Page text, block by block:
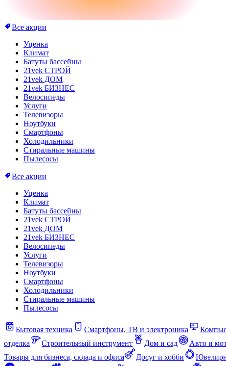
Все акции
Уценка
Климат
Батуты бассейны
21vek СТРОЙ
21vek ДОМ
21vek БИЗНЕС
Велосипеды
Услуги
Телевизоры
Ноутбуки
Смартфоны
Холодильники
Стиральные машины
Пылесосы
Все акции
Уценка
Климат
Батуты бассейны
21vek СТРОЙ
21vek ДОМ
21vek БИЗНЕС
Велосипеды
Услуги
Телевизоры
Ноутбуки
Смартфоны
Холодильники
Стиральные машины
Пылесосы
Бытовая техника Смартфоны, ТВ и электроника
отделка
Строительный инструмент Дом и сад Авто и
Товары для бизнеса, склада и офиса
Досуг и хобби